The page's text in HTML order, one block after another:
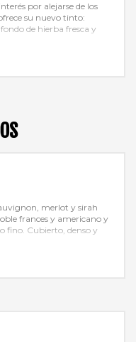
por alejarse de los
su nuevo tinto:
de hierba fresca y
merlot y sirah
frances y americano y
fino. Cubierto, denso y